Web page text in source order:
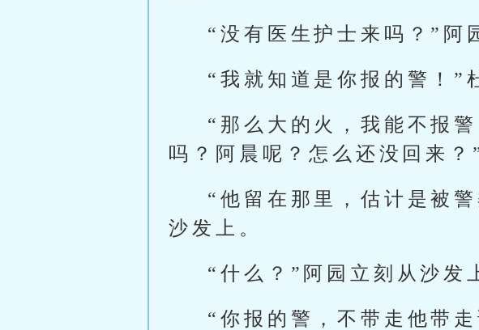
“没有医生护士来吗？”阿
“我就知道是你报的警！”
“那么大的火，我能不报
吗？阿晨呢？怎么还没回来？
“他留在那里，估计是被
沙发上。
“什么？”阿园立刻从沙发
“你报的警，不带走他带